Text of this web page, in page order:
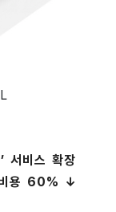
서비스 확장
비용 60% ↓